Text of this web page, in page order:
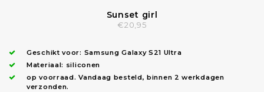
Sunset girl
€20,95
Geschikt voor: Samsung Galaxy S21 Ultra
Materiaal: siliconen
op voorraad.Vandaag besteld, binnen 2 werkdagen
verzonden.